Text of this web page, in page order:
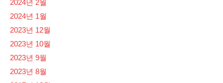
2024년 2월
2024년 1월
2023년 12월
2023년 10월
2023년 9월
2023년 8월